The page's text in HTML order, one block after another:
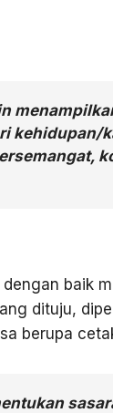
kehidupan/
baik
dituju,
berupa